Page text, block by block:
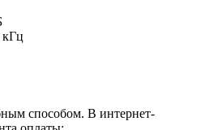
кГц
способом. В интернет-